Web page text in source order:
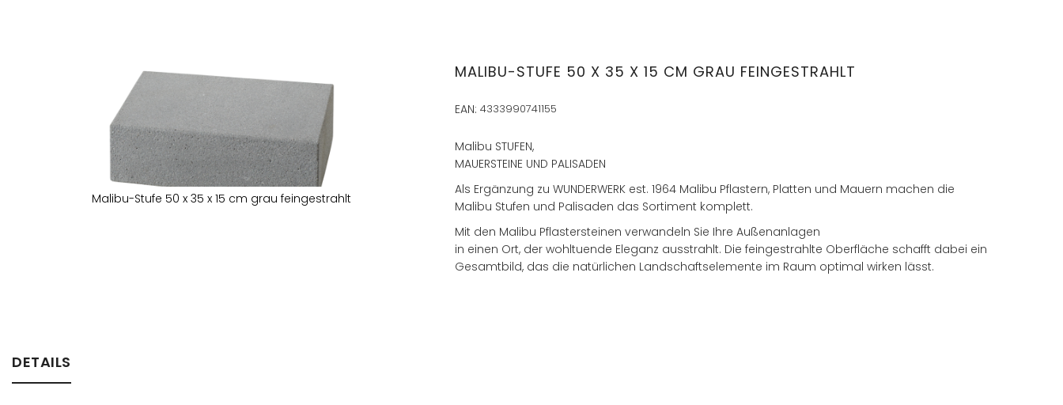
Malibu-Stufe 50 x 35 x 15 cm grau feingestrahlt
MALIBU-STUFE 50 X 35 X 15 CM GRAU FEINGESTRAHLT
EAN: 4333990741155
Malibu STUFEN,
MAUERSTEINE UND PALISADEN
Als Ergänzung zu WUNDERWERK est. 1964 Malibu Pflastern, Platten und Mauern machen die
Malibu Stufen und Palisaden das Sortiment komplett.
Mit den Malibu Pflastersteinen verwandeln Sie Ihre Außenanlagen
in einen Ort, der wohltuende Eleganz ausstrahlt. Die feingestrahlte Oberfläche schafft dabei ein
Gesamtbild, das die natürlichen Landschaftselemente im Raum optimal wirken lässt.
DETAILS